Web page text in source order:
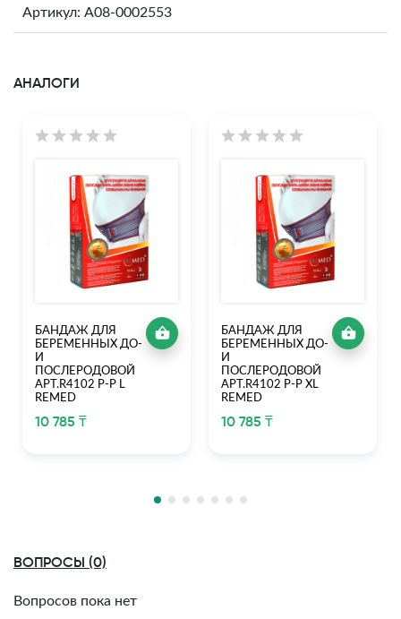
Артикул: A08-0002553
АНАЛОГИ
БАНДАЖ ДЛЯ
БЕРЕМЕННЫХ ДО-
И
ПОСЛЕРОДОВОЙ
АРТ.R4102 Р-Р L
REMED
10 785 ₸
БАНДАЖ ДЛЯ
БЕРЕМЕННЫХ ДО-
И
ПОСЛЕРОДОВОЙ
АРТ.R4102 Р-Р XL
REMED
10 785 ₸
ВОПРОСЫ (0)
Вопросов пока нет